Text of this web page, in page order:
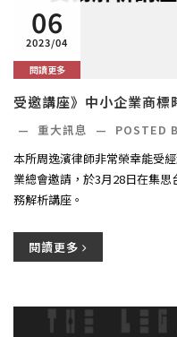
06
2023/04
閱讀更多
受邀講座》中小企業商標
— 重大訊息 —
POSTED
本所周逸濱律師非常榮幸能受
業總會邀請，於3月28日在集
務解析講座。
閱讀更多